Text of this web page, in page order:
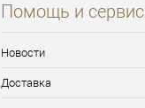
Помощь и
Новости
Доставка